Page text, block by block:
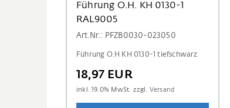
Führung O.H. KH 0130-1
RAL9005
Art.Nr.: PFZB0030-023050
Führung O.H KH 0130-1 tiefschwarz
18,97 EUR
inkl.19.0% MwSt. zzgl. Versand